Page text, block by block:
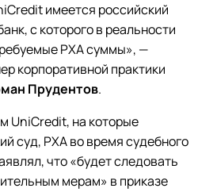
имеется российский
с которого в реальности
РХА суммы», —
корпоративной практики
Прудентов.
UniCredit, на которые
суд, РХА во время судебного
что «будет следовать
мерам» в приказе